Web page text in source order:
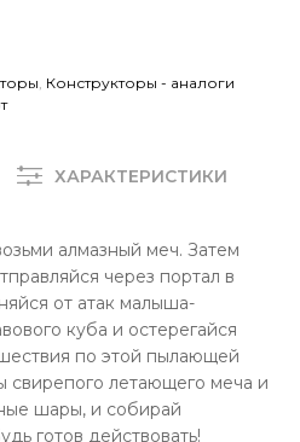
Конструкторы - аналоги
ХАРАКТЕРИСТИКИ
алмазный меч. Затем
через портал в
от атак малыша-
куба и остерегайся
по этой пылающей
свирепого летающего меча и
шары, и собирай
готов действовать!